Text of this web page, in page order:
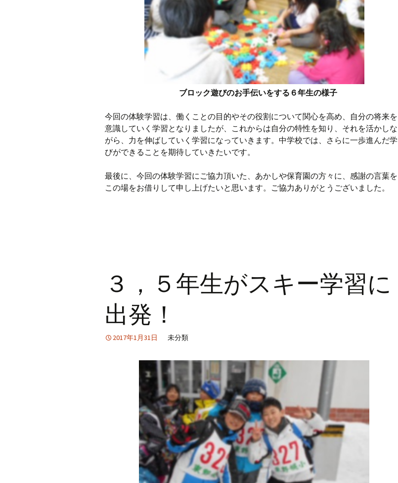
ブロック遊びのお手伝いをする６年生の様子
今回の体験学習は、働くことの目的やその役割について関心を高め、自分の将来を
意識していく学習となりましたが、これからは自分の特性を知り、それを活かしな
がら、力を伸ばしていく学習になっていきます。中学校では、さらに一歩進んだ学
びができることを期待していきたいです。
最後に、今回の体験学習にご協力頂いた、あかしや保育園の方々に、感謝の言葉を
この場をお借りして申し上げたいと思います。ご協力ありがとうございました。
３，５年生がスキー学習に
出発！
2017年1月31日 未分類